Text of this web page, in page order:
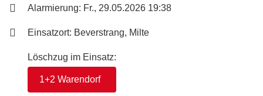
Alarmierung: Fr., 29.05.2026 19:38
Einsatzort: Beverstrang, Milte
Löschzug im Einsatz:
1+2 Warendorf